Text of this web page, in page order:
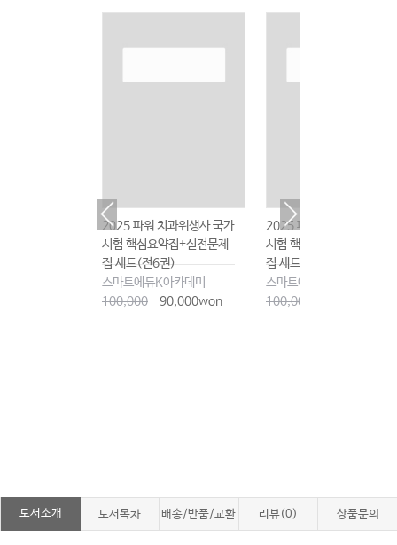
2025 파워 치과위생사 국가
시험 핵심요약집+실전문제
집 세트(전6권)
스마트에듀K아카데미
100,000
90,000won
2025 파워 치과위생사 국가
시험 핵심요약집+실전문제
집 세트(전6권)
스마트에듀K아카데미
100,000
도서소개 도서목차 배송/반품/교환 리뷰(0) 상품문의